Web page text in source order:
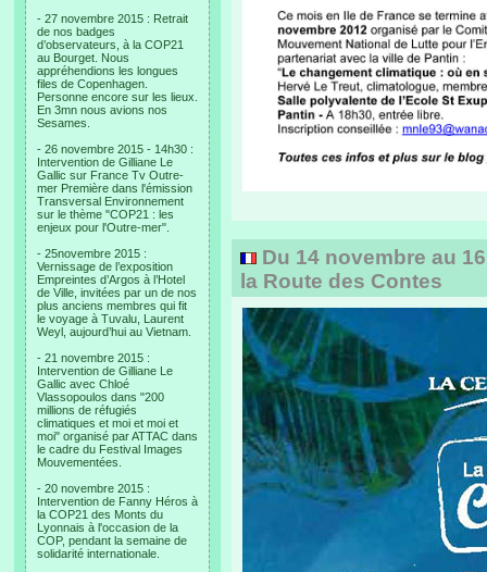
- 27 novembre 2015 : Retrait
de nos badges
d’observateurs, à la COP21
au Bourget. Nous
appréhendions les longues
files de Copenhagen.
Personne encore sur les lieux.
En 3mn nous avions nos
Sesames.
- 26 novembre 2015 - 14h30 :
Intervention de Gilliane Le
Gallic sur France Tv Outre-
mer Première dans l'émission
Transversal Environnement
sur le thème "COP21 : les
enjeux pour l'Outre-mer".
- 25novembre 2015 :
Vernissage de l’exposition
Empreintes d’Argos à l’Hotel
de Ville, invitées par un de nos
plus anciens membres qui fit
le voyage à Tuvalu, Laurent
Weyl, aujourd’hui au Vietnam.
- 21 novembre 2015 :
Intervention de Gilliane Le
Gallic avec Chloé
Vlassopoulos dans "200
millions de réfugiés
climatiques et moi et moi et
moi" organisé par ATTAC dans
le cadre du Festival Images
Mouvementées.
- 20 novembre 2015 :
Intervention de Fanny Héros à
la COP21 des Monts du
Lyonnais à l'occasion de la
COP, pendant la semaine de
solidarité internationale.
Du 14 novembre au
la Route des Contes